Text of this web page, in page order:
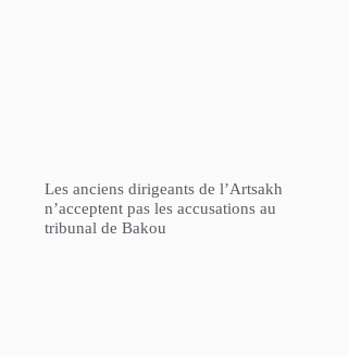
Les anciens dirigeants de l’Artsakh
n’acceptent pas les accusations au
tribunal de Bakou